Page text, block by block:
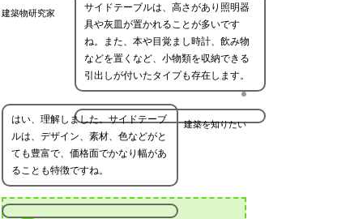
建築物研究家
サイドテーブルは、高さがあり照明器
具や灰皿が置かれることが多いです
ね。また、本や目覚まし時計、飲み物
などを置くなど、小物類を収納できる
引出しが付いたタイプも存在します。
建築を知りたい
はい、理解しました。サイドテーブ
ルは、デザイン、素材、色などがと
ても豊富で、価格面でかなり幅があ
ることも特徴ですね。